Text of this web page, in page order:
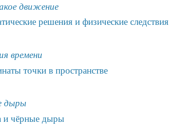
движение
решения и физические следствия
времени
точки в пространстве
дыры
и чёрные дыры